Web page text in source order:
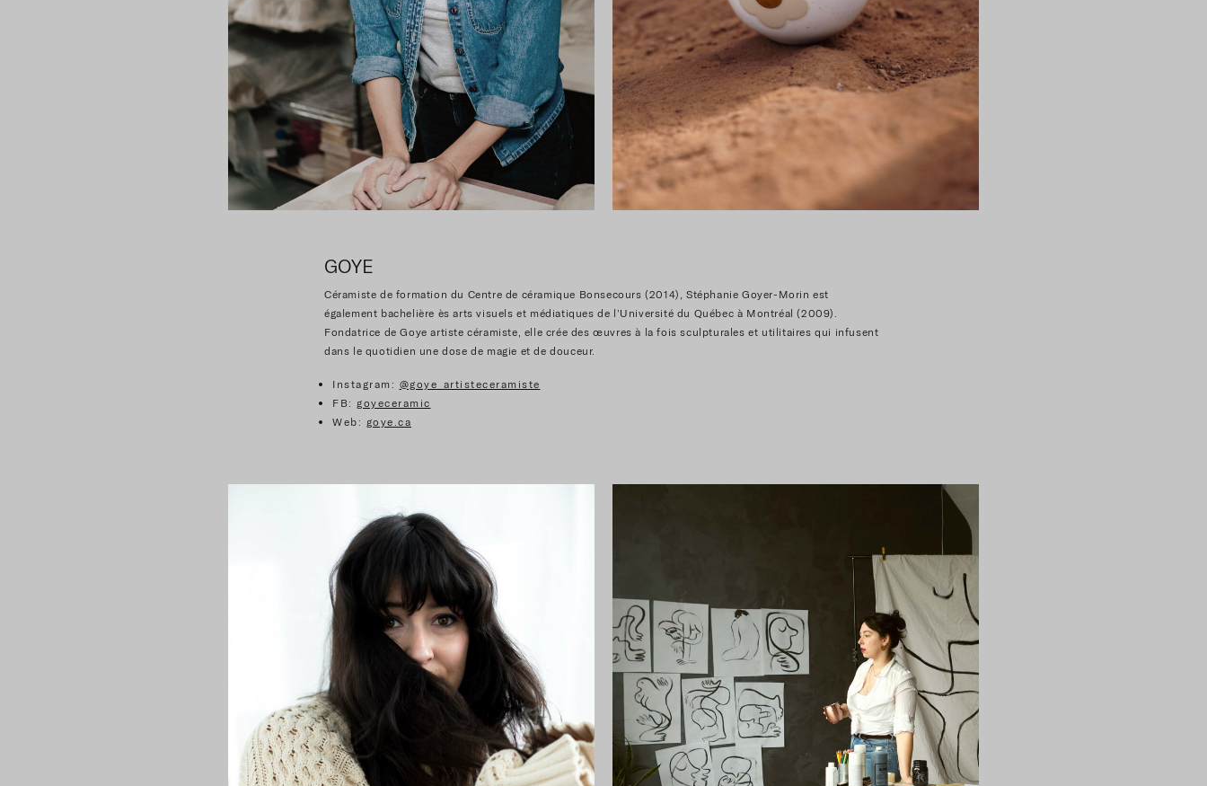
GOYE
Céramiste de formation du Centre de céramique Bonsecours (2014), Stéphanie Goyer-Morin est
également bachelière ès arts visuels et médiatiques de l’Université du Québec à Montréal (2009).
Fondatrice de Goye artiste céramiste, elle crée des œuvres à la fois sculpturales et utilitaires qui infusent
dans le quotidien une dose de magie et de douceur.
Instagram: @goye_artisteceramiste
FB: goyeceramic
Web: goye.ca